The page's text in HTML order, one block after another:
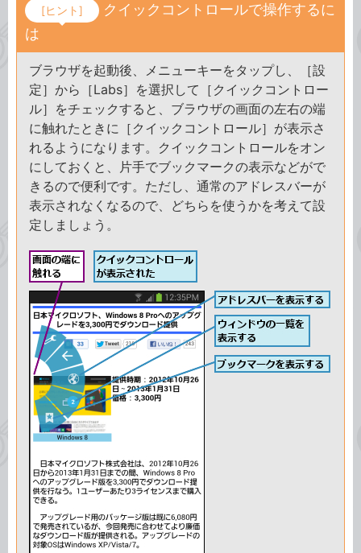
[ヒント]
クイックコントロールで操作するに
は
ブラウザを起動後、メニューキーをタップし、［設
定］から［Labs］を選択して［クイックコントロー
ル］をチェックすると、ブラウザの画面の左右の端
に触れたときに［クイックコントロール］が表示さ
れるようになります。クイックコントロールをオン
にしておくと、片手でブックマークの表示などがで
きるので便利です。ただし、通常のアドレスバーが
表示されなくなるので、どちらを使うかを考えて設
定しましょう。